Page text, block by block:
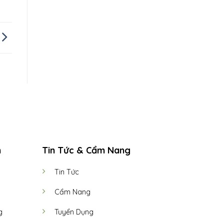
Tin Tức & Cẩm Nang
Tin Tức
Cẩm Nang
Tuyển Dụng